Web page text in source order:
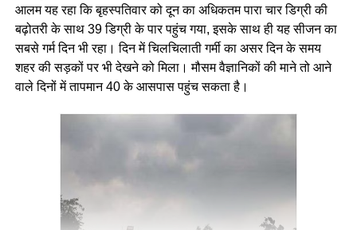
आलम यह रहा कि बृहस्पतिवार को दून का अधिकतम पारा चार डिग्री की
बढ़ोतरी के साथ 39 डिग्री के पार पहुंच गया, इसके साथ ही यह सीजन का
सबसे गर्म दिन भी रहा। दिन में चिलचिलाती गर्मी का असर दिन के समय
शहर की सड़कों पर भी देखने को मिला। मौसम वैज्ञानिकों की माने तो आने
वाले दिनों में तापमान 40 के आसपास पहुंच सकता है।